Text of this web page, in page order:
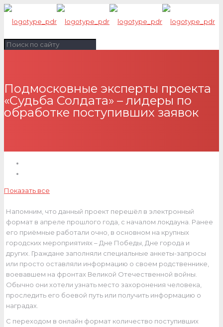
Подмосковные эксперты проекта
«Судьба Солдата» – лидеры по
обработке поступивших заявок
Показать все
Напомним, что данный проект перешёл в электронный
формат в апреле прошлого года, с началом локдауна. Ранее
его приёмные работали очно, в основном на крупных
городских мероприятиях – Дне Победы, Дне города и
других. Граждане заполняли специальные анкеты-запросы
или просто оставляли информацию о своем родственнике,
воевавшем на фронтах Великой Отечественной войны.
Обычно они хотели узнать место захоронения человека,
проследить его боевой путь или получить информацию о
наградах.
С переходом в онлайн формат количество поступивших